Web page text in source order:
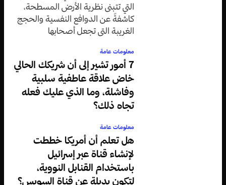
التي تتبنى نظرية الأرض المسطحة،
كاشفةً عن الدوافع النفسية والحجج
الغريبة التي تجعل أصحابها
العلمية الدامغة.
معلومات عامة
7 أمور تشير إلى أن شريكك الحالي
خاض علاقة عاطفية سلبية
وفاشلة، وما الذي عليك فعله
تجاه ذلك؟
معلومات عامة
هل تعلم أن أمريكا خططت
لإنشاء قناة عبر إسرائيل
باستخدام القنابل النووية،
لتكون بديلة عن قناة السويس؟